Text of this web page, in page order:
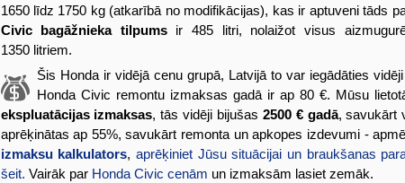
1650 līdz 1750 kg (atkarībā no modifikācijas), kas ir aptuveni tāds
Civic bagāžnieka tilpumsir 485 litri, nolaižot visus
1350 litriem.
Šis Honda ir vidējā cenu grupā, Latvijā to var iegādāties
Honda Civic remontu izmaksas gadā ir ap 80 €. Mūsu
ekspluatācijas izmaksas, tās vidēji bijušas 2500 € gadā, savukārt
aprēķinātas ap 55%, savukārt remonta un apkopes izdevumi -
izmaksu kalkulators, aprēķiniet Jūsu situācijai un braukšanas
šeit. Vairāk par Honda Civic cenām un izmaksām lasiet zemāk.